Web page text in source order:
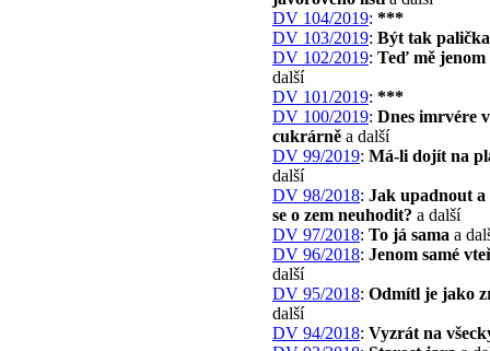
DV 104/2019: ***
DV 103/2019: Být tak
DV 102/2019: Teď mě
další
DV 101/2019: ***
DV 100/2019: Dnes imrvére v
cukrárně a další
DV 99/2019: Má-li dojít na
další
DV 98/2018: Jak upadnout
se o zem neuhodit? a další
DV 97/2018: To já sama a
DV 96/2018: Jenom samé
další
DV 95/2018: Odmítl je jako
další
DV 94/2018: Vyzrát na